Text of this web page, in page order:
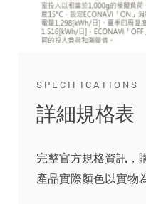
SPECIFICATIONS
詳細規格表
完整官方規格資訊，
產品實際顏色以實物